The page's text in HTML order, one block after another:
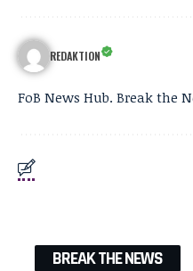
REDAKTION
FoB News Hub. Break the
BREAK THE NEWS